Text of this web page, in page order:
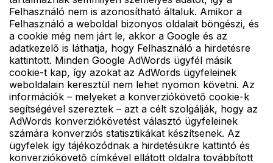
Felhasználó nem is azonosítható általuk. Amikor a
Felhasználó a weboldal bizonyos oldalait böngészi, és
a cookie még nem járt le, akkor a Google és az
adatkezelő is láthatja, hogy Felhasználó a hirdetésre
kattintott. Minden Google AdWords ügyfél másik
cookie-t kap, így azokat az AdWords ügyfeleinek
weboldalain keresztül nem lehet nyomon követni. Az
információk – melyeket a konverziókövető cookie-k
segítségével szereztek – azt a célt szolgálják, hogy az
AdWords konverziókövetést választó ügyfeleinek
számára konverziós statisztikákat készítsenek. Az
ügyfelek így tájékozódnak a hirdetésükre kattintó és
konverziókövető címkével ellátott oldalra továbbított